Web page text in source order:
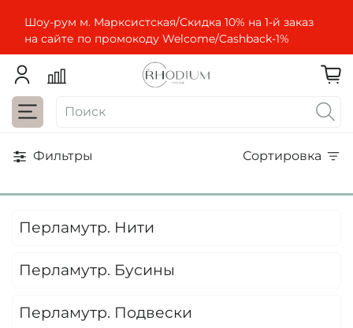
Шоу-рум м. Марксистская/Скидка 10% на 1-й заказ
на сайте по промокоду Welcome/Cashbaсk-1%
Фильтры Сортировка
Перламутр. Нити
Перламутр. Бусины
Перламутр. Подвески